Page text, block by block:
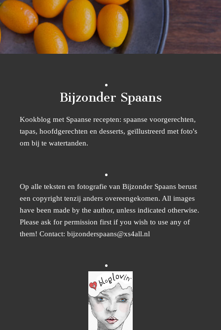
Bijzonder Spaans
Kookblog met Spaanse recepten: spaanse voorgerechten,
tapas, hoofdgerechten en desserts, geïllustreerd met foto's
om bij te watertanden.
Op alle teksten en fotografie van Bijzonder Spaans berust
een copyright tenzij anders overeengekomen. All images
have been made by the author, unless indicated otherwise.
Please ask for permission first if you wish to use any of
them! Contact: bijzonderspaans@xs4all.nl